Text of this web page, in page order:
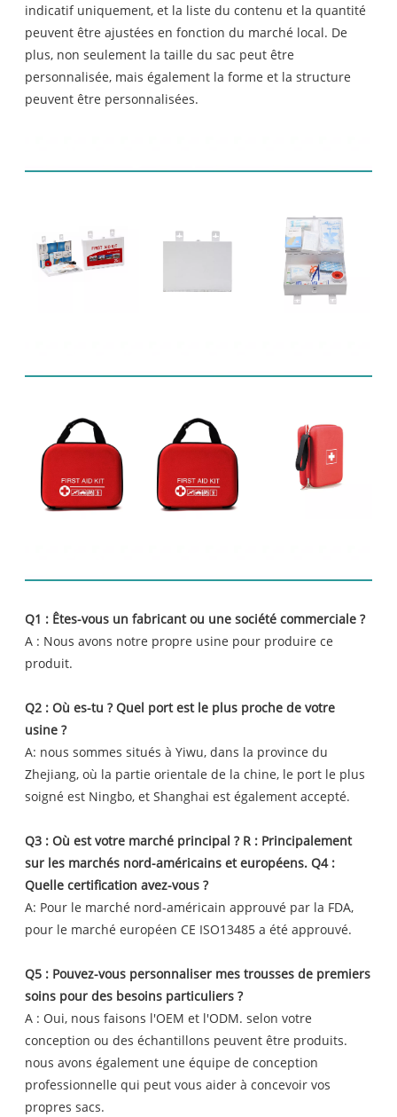
indicatif uniquement, et la liste du contenu et la quantité
peuvent être ajustées en fonction du marché local. De
plus, non seulement la taille du sac peut être
personnalisée, mais également la forme et la structure
peuvent être personnalisées.
Q1 : Êtes-vous un fabricant ou une société commerciale ?
A : Nous avons notre propre usine pour produire ce
produit.
Q2 : Où es-tu ? Quel port est le plus proche de votre
usine ?
A: nous sommes situés à Yiwu, dans la province du
Zhejiang, où la partie orientale de la chine, le port le plus
soigné est Ningbo, et Shanghai est également accepté.
Q3 : Où est votre marché principal ? R : Principalement
sur les marchés nord-américains et européens. Q4 :
Quelle certification avez-vous ?
A: Pour le marché nord-américain approuvé par la FDA,
pour le marché européen CE ISO13485 a été approuvé.
Q5 : Pouvez-vous personnaliser mes trousses de premiers
soins pour des besoins particuliers ?
A : Oui, nous faisons l'OEM et l'ODM. selon votre
conception ou des échantillons peuvent être produits.
nous avons également une équipe de conception
professionnelle qui peut vous aider à concevoir vos
propres sacs.